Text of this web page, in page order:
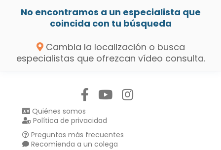
No encontramos a un especialista que
coincida con tu búsqueda
Cambia la localización o busca
especialistas que ofrezcan vídeo consulta.
Quiénes somos
Política de privacidad
Preguntas más frecuentes
Recomienda a un colega